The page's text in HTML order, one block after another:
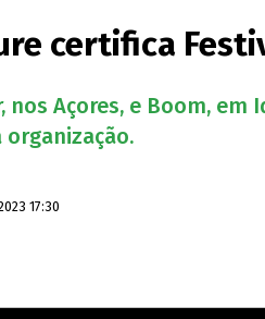
certifica
nos Açores, e Boom,
organização.
17:30